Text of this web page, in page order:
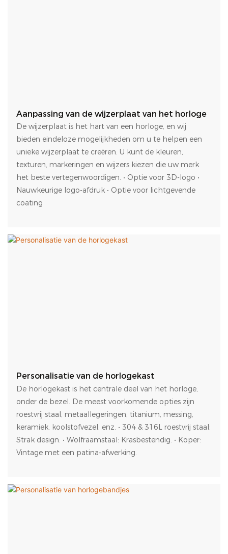
Aanpassing van de wijzerplaat van het horloge
De wijzerplaat is het hart van een horloge, en wij
bieden eindeloze mogelijkheden om u te helpen een
unieke wijzerplaat te creëren. U kunt de kleuren,
texturen, markeringen en wijzers kiezen die uw merk
het beste vertegenwoordigen. • Optie voor 3D-logo •
Nauwkeurige logo-afdruk • Optie voor lichtgevende
coating
Personalisatie van de horlogekast
De horlogekast is het centrale deel van het horloge,
onder de bezel. De meest voorkomende opties zijn
roestvrij staal, metaallegeringen, titanium, messing,
keramiek, koolstofvezel, enz. • 304 & 316L roestvrij staal:
Strak design. • Wolfraamstaal: Krasbestendig. • Koper:
Vintage met een patina-afwerking.